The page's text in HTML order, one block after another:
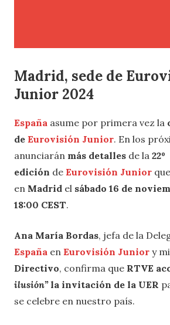
Madrid, sede de
Junior 2024
España asume por primera vez la
de Eurovisión Junior. En los
anunciarán más detalles de la 22º
edición de Eurovisión Junior
en Madrid el sábado 16 de
18:00 CEST.
Ana María Bordas, jefa de la
España en Eurovisión Junior y
Directivo, confirma que RTVE
ilusión”la invitación de la UER
se celebre en nuestro país.